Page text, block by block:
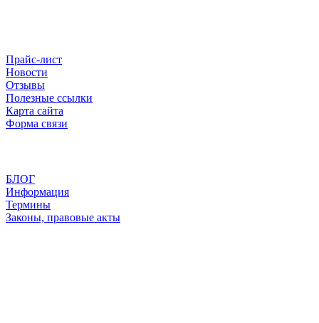
Прайс-лист
Новости
Отзывы
Полезные ссылки
Карта сайта
Форма связи
БЛОГ
Информация
Термины
Законы, правовые акты